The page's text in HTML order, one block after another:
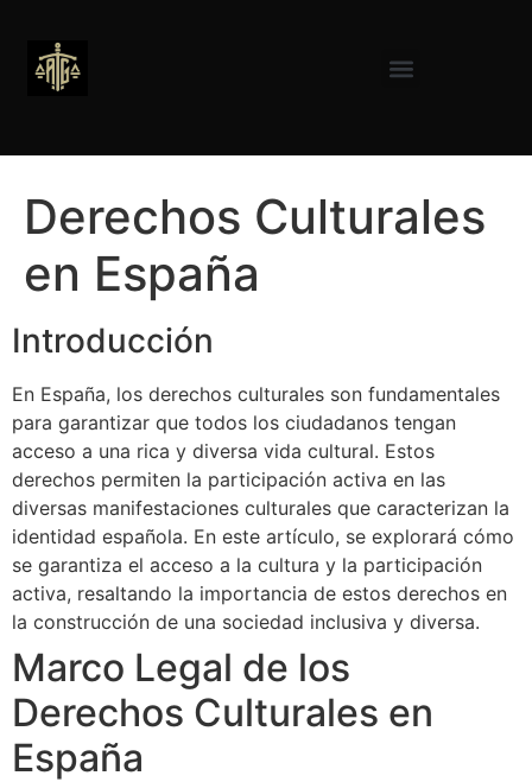
Derechos Culturales
en España
Introducción
En España, los derechos culturales son fundamentales
para garantizar que todos los ciudadanos tengan
acceso a una rica y diversa vida cultural. Estos
derechos permiten la participación activa en las
diversas manifestaciones culturales que caracterizan la
identidad española. En este artículo, se explorará cómo
se garantiza el acceso a la cultura y la participación
activa, resaltando la importancia de estos derechos en
la construcción de una sociedad inclusiva y diversa.
Marco Legal de los
Derechos Culturales en
España